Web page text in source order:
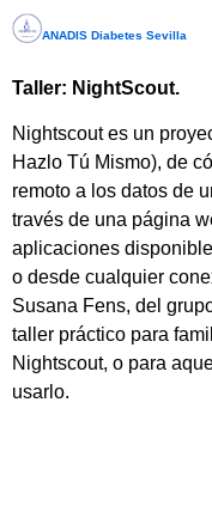
ANADIS Diabetes Sevilla
Taller: NightScout.
Nightscout es un
Hazlo Tú Mismo), de
remoto a los datos de
través de una página
aplicaciones
o desde cualquier
Susana Fens, del
taller práctico para
Nightscout, o para
usarlo.